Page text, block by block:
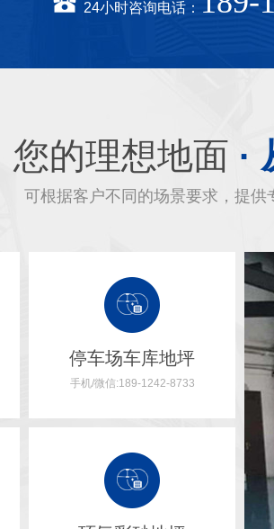
24小时咨询电话：
您的理想地面 ·
可根据客户不同的场景要求，提供
停车场车库地坪
手机/微信:189-1242-8733